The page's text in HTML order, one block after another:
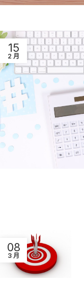
15
2 月
08
3 月